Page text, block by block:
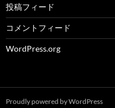
投稿フィード
コメントフィード
WordPress.org
Proudly powered by WordPress